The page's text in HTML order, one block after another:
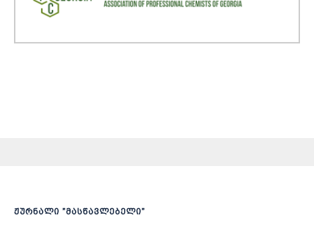
ჟურნალი ”მასწავლებელი”